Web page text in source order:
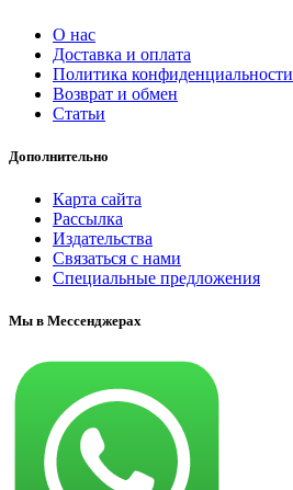
О нас
Доставка и оплата
Политика конфиденциальности
Возврат и обмен
Статьи
Дополнительно
Карта сайта
Рассылка
Издательства
Связаться с нами
Специальные предложения
Мы в Мессенджерах